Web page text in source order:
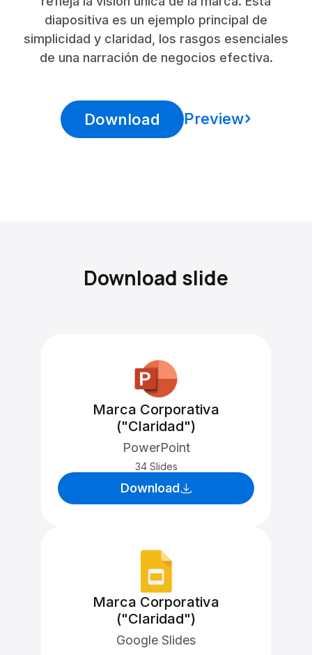
diapositiva es un ejemplo principal de
simplicidad y claridad, los rasgos esenciales
de una narración de negocios efectiva.
Download Preview
Download slide
Marca Corporativa
("Claridad")
PowerPoint
34 Slides
Download
Marca Corporativa
("Claridad")
Google Slides